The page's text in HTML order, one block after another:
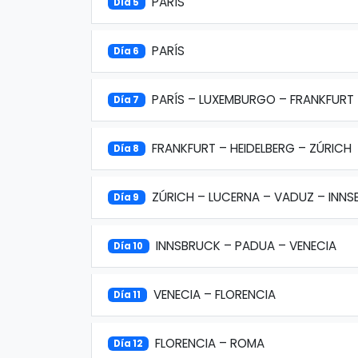
Día 6 PARÍS
Día 7 PARÍS – LUXEMBURGO – FRANKFURT
Día 8 FRANKFURT – HEIDELBERG – ZÚRICH
Día 9 ZÚRICH – LUCERNA – VADUZ –
Día 10 INNSBRUCK – PADUA – VENECIA
Día 11 VENECIA – FLORENCIA
Día 12 FLORENCIA – ROMA